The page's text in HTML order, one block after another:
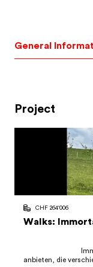
General
Project
CHF 264'006
Walks:
anbieten, die